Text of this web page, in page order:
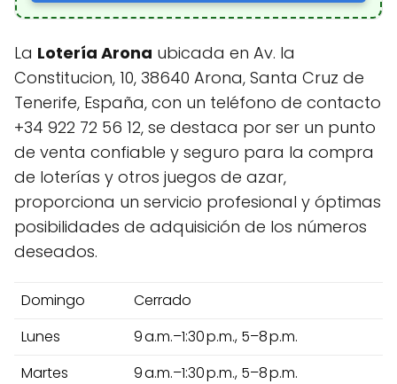
La Lotería Arona ubicada en Av. la
Constitucion, 10, 38640 Arona, Santa Cruz de
Tenerife, España, con un teléfono de contacto
+34 922 72 56 12, se destaca por ser un punto
de venta confiable y seguro para la compra
de loterías y otros juegos de azar,
proporciona un servicio profesional y óptimas
posibilidades de adquisición de los números
deseados.
Domingo
Cerrado
Lunes
9 a.m.–1:30 p.m., 5–8 p.m.
Martes
9 a.m.–1:30 p.m., 5–8 p.m.